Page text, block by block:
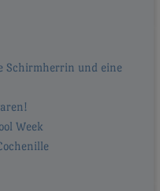
Schirmherrin und eine
Week